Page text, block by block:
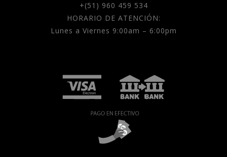
+(51) 960 459 534
HORARIO DE ATENCIÓN:
Lunes a Viernes 9:00am – 6:00pm